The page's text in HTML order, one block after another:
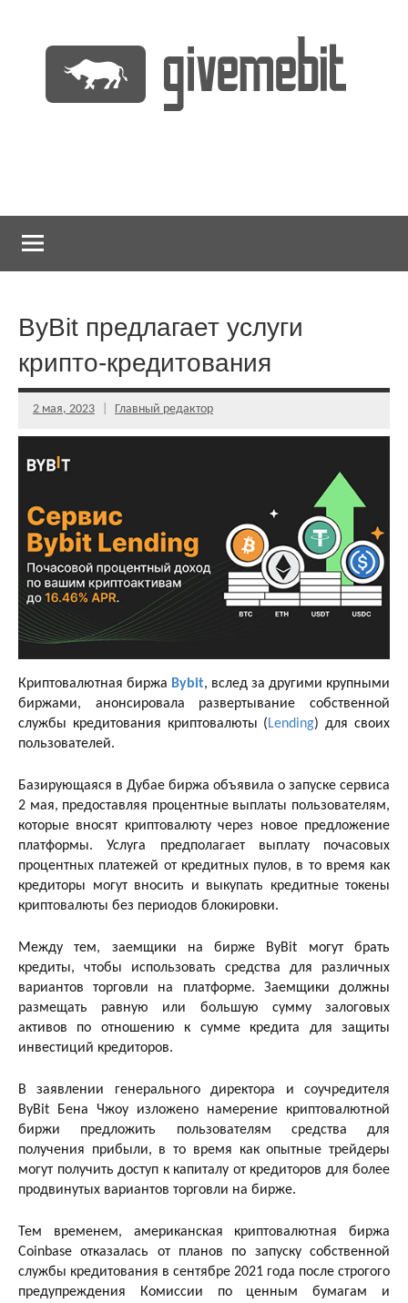
содержимому
ByBit предлагает услуги
крипто-кредитования
2 мая, 2023 Главный редактор
Криптовалютная биржа Bybit, вслед за другими крупными
биржами, анонсировала развертывание собственной
службы кредитования криптовалюты (Lending) для своих
пользователей.
Базирующаяся в Дубае биржа объявила о запуске сервиса
2 мая, предоставляя процентные выплаты пользователям,
которые вносят криптовалюту через новое предложение
платформы. Услуга предполагает выплату почасовых
процентных платежей от кредитных пулов, в то время как
кредиторы могут вносить и выкупать кредитные токены
криптовалюты без периодов блокировки.
Между тем, заемщики на бирже ByBit могут брать
кредиты, чтобы использовать средства для различных
вариантов торговли на платформе. Заемщики должны
размещать равную или большую сумму залоговых
активов по отношению к сумме кредита для защиты
инвестиций кредиторов.
В заявлении генерального директора и соучредителя
ByBit Бена Чжоу изложено намерение криптовалютной
биржи предложить пользователям средства для
получения прибыли, в то время как опытные трейдеры
могут получить доступ к капиталу от кредиторов для более
продвинутых вариантов торговли на бирже.
Тем временем, американская криптовалютная биржа
Coinbase отказалась от планов по запуску собственной
службы кредитования в сентябре 2021 года после строгого
предупреждения Комиссии по ценным бумагам и